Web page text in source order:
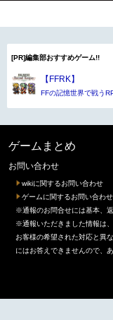
[PR]編集部おすすめゲーム!!
【FFRK】
FFの記憶世界で戦う
ゲームまとめ
お問い合わせ
wikiに関するお問い合わせ
ゲームに関するお問い合わせ
※通報のお問合せには基本、
※通報いただきました情報は
お客様の希望された対応と異
にはお答えできませんので、